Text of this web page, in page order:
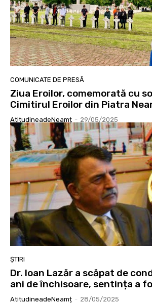
COMUNICATE DE PRESĂ
Ziua Eroilor, comemorată cu
Cimitirul Eroilor din Piatra
AtitudineadeNeamț - 29/05/2025
ȘTIRI
Dr. Ioan Lazăr a scăpat de
ani de închisoare, sentința a
AtitudineadeNeamț - 28/05/2025